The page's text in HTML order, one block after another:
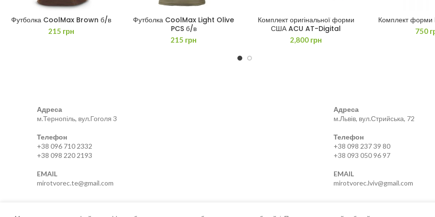
ДОДАТИ В КОШИК
Футболка CoolMax Brown б/в
215 грн
ДОДАТИ В КОШИК
Футболка CoolMax Light Olive
PCS б/в
215 грн
ДОДАТИ В КОШИК
Комплект оригінальної форми
США ACU AT-Digital
2,800 грн
ЧИТАТИ
Комплект форми
750
Адреса
м.Тернопіль, вул.Гоголя 3
Телефон
+38 096 710 2332
+38 098 220 2193
EMAIL
mirotvorec.te@gmail.com
Адреса
м.Львів, вул.Стрийська, 72
Телефон
+38 098 237 39 80
+38 093 050 96 97
EMAIL
mirotvorec.lviv@gmail.com